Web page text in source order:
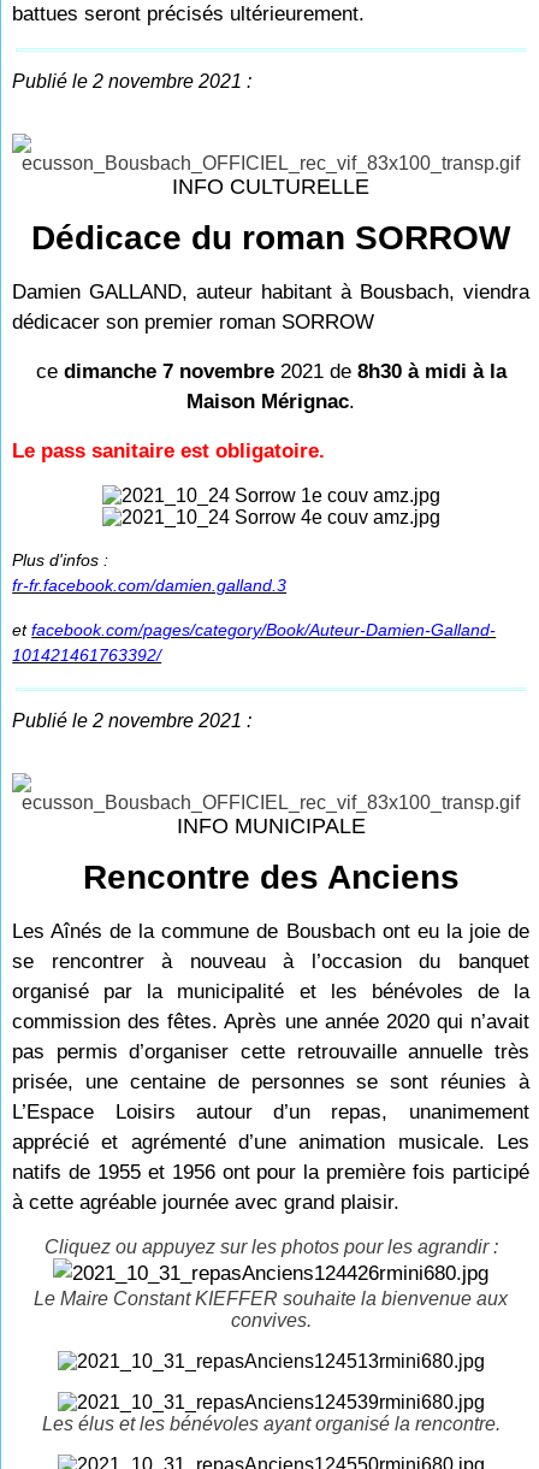
battues seront précisés ultérieurement.
Publié le 2 novembre 2021 :
INFO CULTURELLE
Dédicace du roman SORROW
Damien GALLAND, auteur habitant à Bousbach, viendra
dédicacer son premier roman SORROW
ce dimanche 7 novembre2021 de 8h30 à midi à la
Maison Mérignac.
Le pass sanitaire est obligatoire.
Plus d'infos :
fr-fr.facebook.com/damien.galland.3
etfacebook.com/pages/category/Book/Auteur-Damien-Galland-
101421461763392/
Publié le 2 novembre 2021 :
INFO MUNICIPALE
Rencontre des Anciens
Les Aînés de la commune de Bousbach ont eu la joie de
se rencontrer à nouveau à l’occasion du banquet
organisé par la municipalité et les bénévoles de la
commission des fêtes. Après une année 2020 qui n’avait
pas permis d’organiser cette retrouvaille annuelle très
prisée, une centaine de personnes se sont réunies à
L’Espace Loisirs autour d’un repas, unanimement
apprécié et agrémenté d’une animation musicale. Les
natifs de 1955 et 1956 ont pour la première fois participé
à cette agréable journée avec grand plaisir.
Cliquez ou appuyez sur les photos pour les agrandir :
Le Maire Constant KIEFFER souhaite la bienvenue aux
convives.
Les élus et les bénévoles ayant organisé la rencontre.